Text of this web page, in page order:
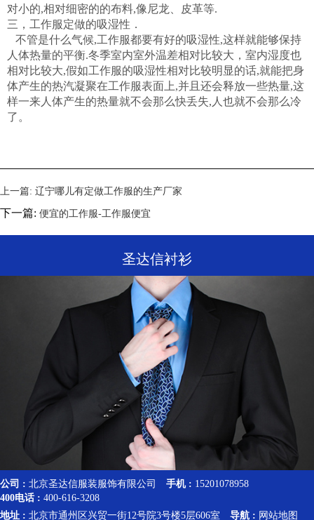
对小的,相对细密的的布料,像尼龙、皮革等.
三，工作服定做的吸湿性．
不管是什么气候,工作服都要有好的吸湿性,这样就能够保持
人体热量的平衡.冬季室内室外温差相对比较大，室内湿度也
相对比较大,假如工作服的吸湿性相对比较明显的话,就能把身
体产生的热汽凝聚在工作服表面上,并且还会释放一些热量,这
样一来人体产生的热量就不会那么快丢失,人也就不会那么冷
了。
上一篇: 辽宁哪儿有定做工作服的生产厂家
下一篇: 便宜的工作服-工作服便宜
圣达信衬衫
公司 : 北京圣达信服装服饰有限公司 手机 : 15201078958
400电话 : 400-616-3208
地址 : 北京市通州区兴贸一街12号院3号楼5层606室 导航 : 网站地图